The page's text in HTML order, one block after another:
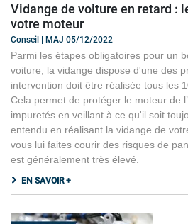
Vidange de voiture en retard :
votre moteur
Conseil | MAJ 05/12/2022
Parmi les étapes obligatoires pour un
voiture, la vidange dispose d'une des
intervention doit être réalisée tous les
Cela permet de protéger le moteur de
impuretés en veillant à ce qu'il soit
entendu en réalisant la vidange de
vous lui faites courir des risques de
est généralement très élevé.
EN SAVOIR +